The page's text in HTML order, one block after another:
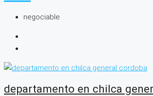
negociable
departamento en chilca